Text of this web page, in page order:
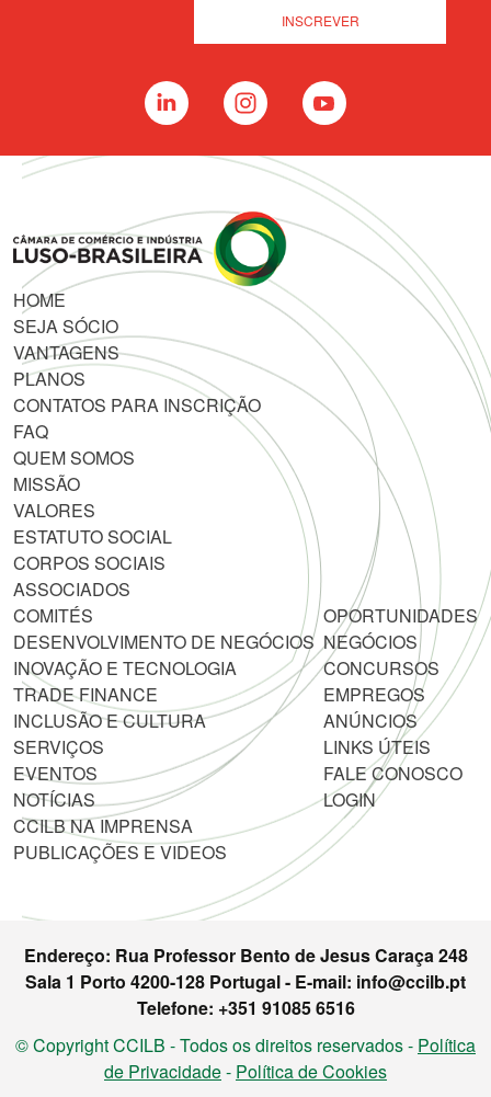
HOME
SEJA SÓCIO
VANTAGENS
PLANOS
CONTATOS PARA INSCRIÇÃO
FAQ
QUEM SOMOS
MISSÃO
VALORES
ESTATUTO SOCIAL
CORPOS SOCIAIS
ASSOCIADOS
COMITÉS
DESENVOLVIMENTO DE NEGÓCIOS
INOVAÇÃO E TECNOLOGIA
TRADE FINANCE
INCLUSÃO E CULTURA
SERVIÇOS
EVENTOS
NOTÍCIAS
CCILB NA IMPRENSA
PUBLICAÇÕES E VIDEOS
OPORTUNIDADES
NEGÓCIOS
CONCURSOS
EMPREGOS
ANÚNCIOS
LINKS ÚTEIS
FALE CONOSCO
LOGIN
Endereço: Rua Professor Bento de Jesus Caraça 248
Sala 1 Porto 4200-128 Portugal - E-mail: info@ccilb.pt
Telefone: +351 91085 6516
© Copyright CCILB - Todos os direitos reservados - Política
de Privacidade- Política de Cookies